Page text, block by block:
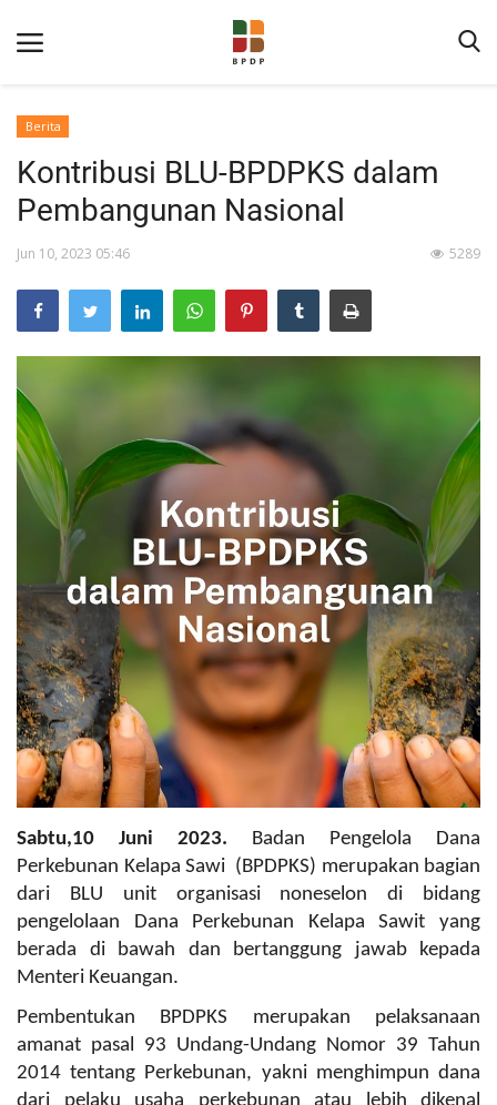
Home
Program Layanan
Berita
Pengumuman
Tentang Sawit
Riset
Hubungi Kami
Indonesia
Berita
Kontribusi BLU-BPDPKS dalam
Pembangunan Nasional
Jun 10, 2023 05:46 5289
Sabtu,10 Juni 2023.
Badan Pengelola Dana
Perkebunan Kelapa Sawi (BPDPKS) merupakan bagian
dari BLU unit organisasi noneselon di bidang
pengelolaan Dana Perkebunan Kelapa Sawit yang
berada di bawah dan bertanggung jawab kepada
Menteri Keuangan.
Pembentukan BPDPKS merupakan pelaksanaan
amanat pasal 93 Undang-Undang Nomor 39 Tahun
2014 tentang Perkebunan, yakni menghimpun dana
dari pelaku usaha perkebunan atau lebih dikenal